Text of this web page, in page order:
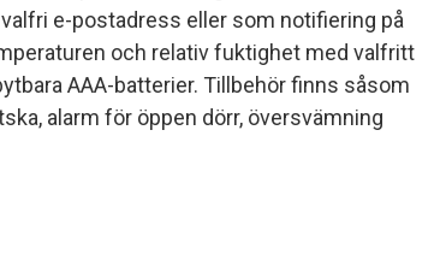
e-postadress eller som notifiering på
och relativ fuktighet med valfritt
AAA-batterier. Tillbehör finns såsom
alarm för öppen dörr, översvämning